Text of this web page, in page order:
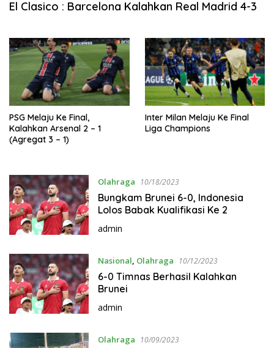
El Clasico : Barcelona Kalahkan Real Madrid 4-3
PSG Melaju Ke Final,
Kalahkan Arsenal 2 – 1
(Agregat 3 – 1)
Inter Milan Melaju Ke Final
Liga Champions
Olahraga 10/18/2023
Bungkam Brunei 6-0, Indonesia
Lolos Babak Kualifikasi Ke 2
admin
Nasional Olahraga 10/12/2023
6-0 Timnas Berhasil Kalahkan
Brunei
admin
Olahraga 10/09/2023